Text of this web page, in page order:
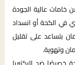
خامات عالية الجودة
في الكحة أو انسداد
بتساعد على تقليل
وتهوية.